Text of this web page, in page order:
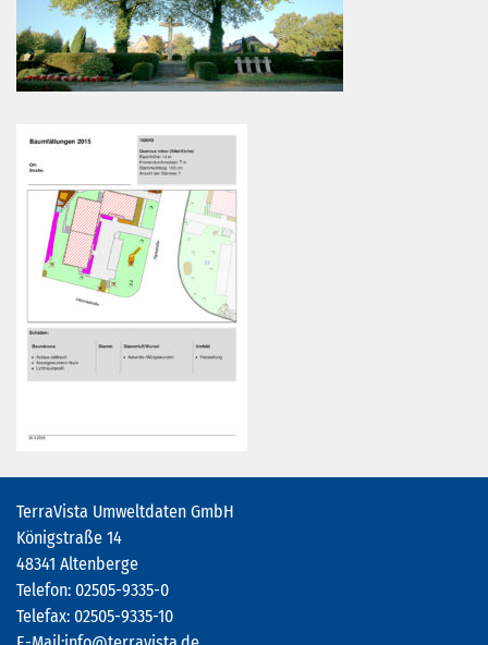
TerraVista Umweltdaten GmbH
Königstraße 14
48341 Altenberge
Telefon: 02505-9335-0
Telefax: 02505-9335-10